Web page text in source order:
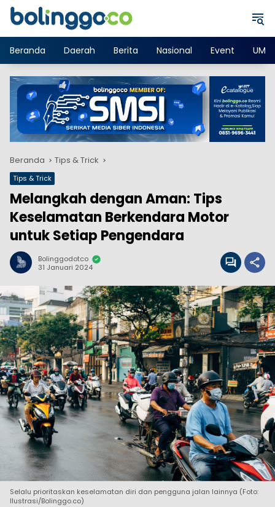
Langsung
Beranda
Daerah Berita Nasional Event
Beranda Tips & Trick
Tips & Trick
Melangkah dengan Aman: Tips
Keselamatan Berkendara Motor
untuk Setiap Pengendara
Bolinggodotco
31 Januari 2024
Selalu prioritaskan keselamatan diri dan pengguna jalan lainnya (Foto:
Ilustrasi/Bolinggo.co)